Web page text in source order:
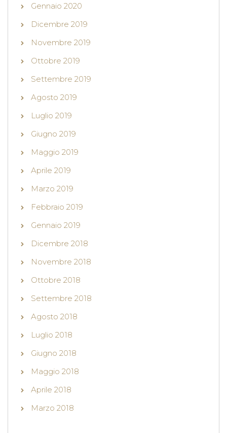
Gennaio 2020
Dicembre 2019
Novembre 2019
Ottobre 2019
Settembre 2019
Agosto 2019
Luglio 2019
Giugno 2019
Maggio 2019
Aprile 2019
Marzo 2019
Febbraio 2019
Gennaio 2019
Dicembre 2018
Novembre 2018
Ottobre 2018
Settembre 2018
Agosto 2018
Luglio 2018
Giugno 2018
Maggio 2018
Aprile 2018
Marzo 2018